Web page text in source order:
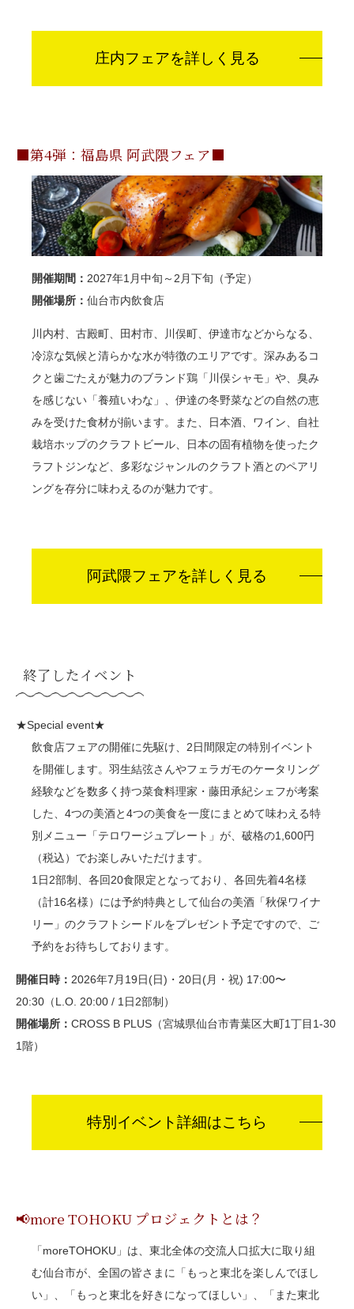
庄内フェアを詳しく見る
■第4弾：福島県 阿武隈フェア■
開催期間： 2027年1月中旬～2月下旬（予定）
開催場所： 仙台市内飲食店
川内村、古殿町、田村市、川俣町、伊達市などからなる、
冷涼な気候と清らかな水が特徴のエリアです。深みあるコ
クと歯ごたえが魅力のブランド鶏「川俣シャモ」や、臭み
を感じない「養殖いわな」、伊達の冬野菜などの自然の恵
みを受けた食材が揃います。また、日本酒、ワイン、自社
栽培ホップのクラフトビール、日本の固有植物を使ったク
ラフトジンなど、多彩なジャンルのクラフト酒とのペアリ
ングを存分に味わえるのが魅力です。
阿武隈フェアを詳しく見る
終了したイベント
★Special event★
飲食店フェアの開催に先駆け、2日間限定の特別イベント
を開催します。羽生結弦さんやフェラガモのケータリング
経験などを数多く持つ菜食料理家・藤田承紀シェフが考案
した、4つの美酒と4つの美食を一度にまとめて味わえる特
別メニュー「テロワージュプレート」が、破格の1,600円
（税込）でお楽しみいただけます。
1日2部制、各回20食限定となっており、各回先着4名様
（計16名様）には予約特典として仙台の美酒「秋保ワイナ
リー」のクラフトシードルをプレゼント予定ですので、ご
予約をお待ちしております。
開催日時： 2026年7月19日(日)・20日(月・祝) 17:00〜
20:30（L.O. 20:00 / 1日2部制）
開催場所： CROSS B PLUS（宮城県仙台市青葉区大町1丁目1-30
1階）
特別イベント詳細はこちら
📢more TOHOKU プロジェクトとは？
「moreTOHOKU」は、東北全体の交流人口拡大に取り組
む仙台市が、全国の皆さまに「もっと東北を楽しんでほし
い」、「もっと東北を好きになってほしい」、「また東北